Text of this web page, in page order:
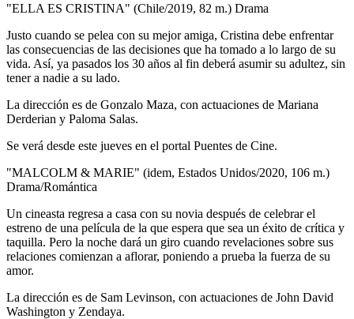
"ELLA ES CRISTINA" (Chile/2019, 82 m.) Drama
Justo cuando se pelea con su mejor amiga, Cristina debe enfrentar
las consecuencias de las decisiones que ha tomado a lo largo de su
vida. Así, ya pasados los 30 años al fin deberá asumir su adultez, sin
tener a nadie a su lado.
La dirección es de Gonzalo Maza, con actuaciones de Mariana
Derderian y Paloma Salas.
Se verá desde este jueves en el portal Puentes de Cine.
"MALCOLM & MARIE" (idem, Estados Unidos/2020, 106 m.)
Drama/Romántica
Un cineasta regresa a casa con su novia después de celebrar el
estreno de una película de la que espera que sea un éxito de crítica y
taquilla. Pero la noche dará un giro cuando revelaciones sobre sus
relaciones comienzan a aflorar, poniendo a prueba la fuerza de su
amor.
La dirección es de Sam Levinson, con actuaciones de John David
Washington y Zendaya.